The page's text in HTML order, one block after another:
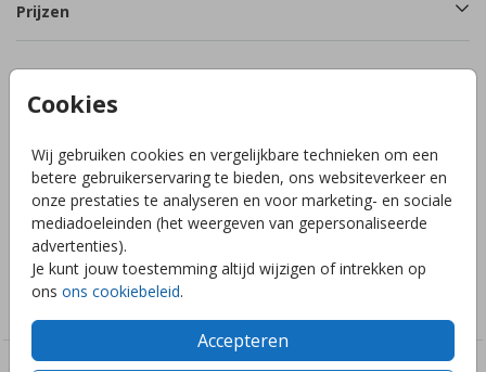
Cookies
Wij gebruiken cookies en vergelijkbare technieken om een
betere gebruikerservaring te bieden, ons websiteverkeer en
onze prestaties te analyseren en voor marketing- en sociale
mediadoeleinden (het weergeven van gepersonaliseerde
advertenties).
Je kunt jouw toestemming altijd wijzigen of intrekken op
ons ons cookiebeleid.
Accepteren
Prijzen
Productinformatie
Omschrijving
Lieve poster voor een echt meisjeskamer. Pas de kleuren
gemakkelijk aan in de online editor!
Collectie